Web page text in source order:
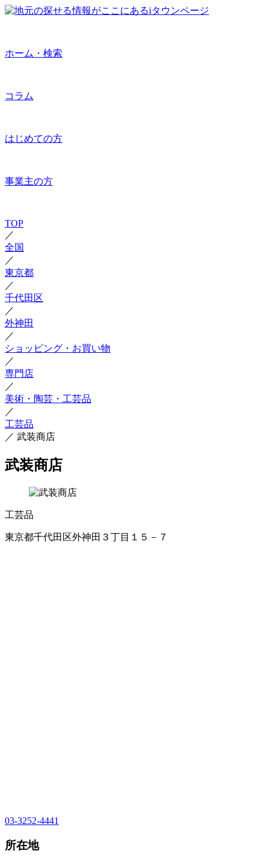
ホーム・検索
コラム
はじめての方
事業主の方
TOP
／
全国
／
東京都
／
千代田区
／
外神田
／
ショッピング・お買い物
／
専門店
／
美術・陶芸・工芸品
／
工芸品
／ 武装商店
武装商店
工芸品
東京都千代田区外神田３丁目１５－７
03-3252-4441
所在地